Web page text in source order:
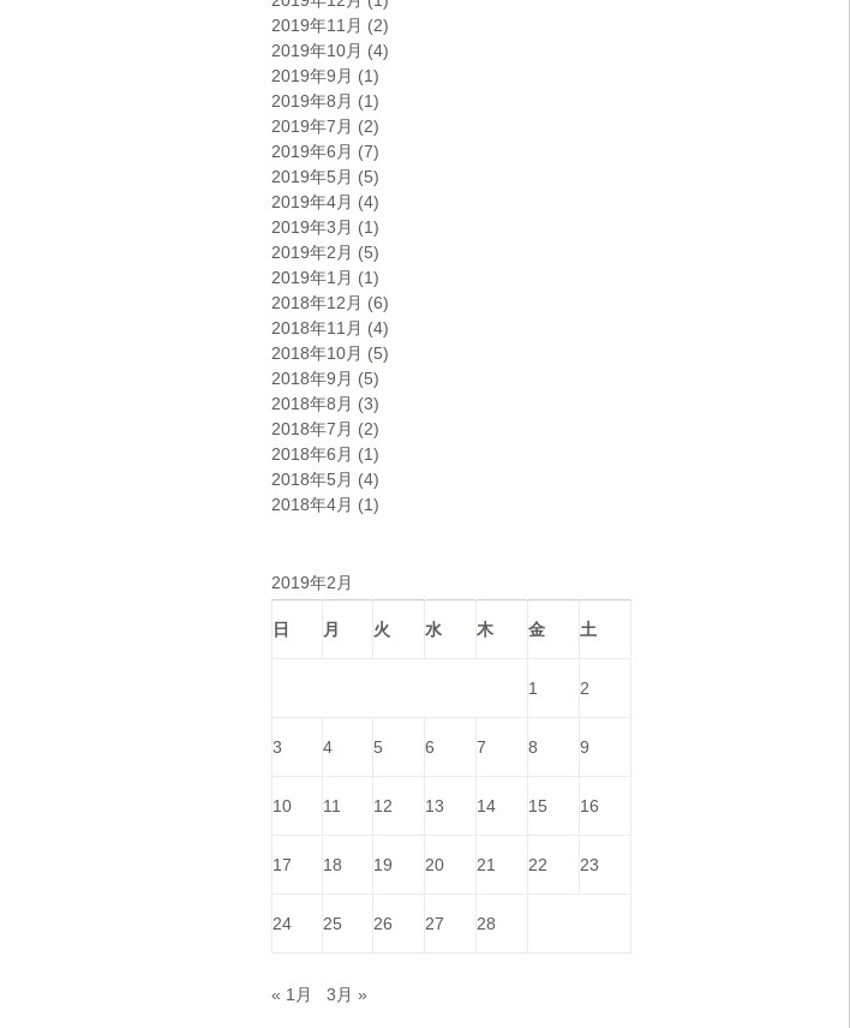
2019年11月 (2)
2019年10月 (4)
2019年9月 (1)
2019年8月 (1)
2019年7月 (2)
2019年6月 (7)
2019年5月 (5)
2019年4月 (4)
2019年3月 (1)
2019年2月 (5)
2019年1月 (1)
2018年12月 (6)
2018年11月 (4)
2018年10月 (5)
2018年9月 (5)
2018年8月 (3)
2018年7月 (2)
2018年6月 (1)
2018年5月 (4)
2018年4月 (1)
2019年2月
日 月 火 水 木 金 土
1 2
3 4 5 6 7 8 9
10 11 12 13 14 15 16
17 18 19 20 21 22 23
24 25 26 27 28
« 1月 3月 »